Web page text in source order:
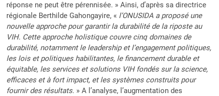
réponse ne peut être pérennisée. » Ainsi, d’après sa directrice
régionale Berthilde Gahongayire, « l’ONUSIDA a proposé une
nouvelle approche pour garantir la durabilité de la riposte au
VIH. Cette approche holistique couvre cinq domaines de
durabilité, notamment le leadership et l’engagement politiques,
les lois et politiques habilitantes, le financement durable et
équitable, les services et solutions VIH fondés sur la science,
efficaces et à fort impact, et les systèmes construits pour
fournir des résultats. » A l’analyse, l’augmentation des